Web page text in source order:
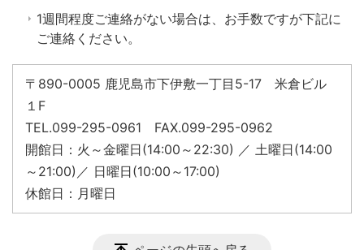
1週間程度ご連絡がない場合は、お手数ですが下記に
ご連絡ください。
〒890-0005 鹿児島市下伊敷一丁目5-17 米倉ビル
１F
TEL.099-295-0961 FAX.099-295-0962
開館日：火～金曜日(14:00～22:30) ／ 土曜日(14:00
～21:00)／ 日曜日(10:00～17:00)
休館日：月曜日